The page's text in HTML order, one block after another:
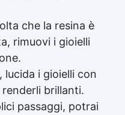
che la resina è
rimuovi i gioielli
lucida i gioielli con
brillanti.
passaggi, potrai